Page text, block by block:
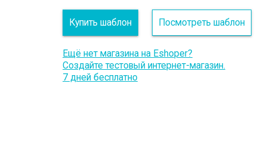
Купить шаблон Посмотреть шаблон
Ещё нет магазина на Eshoper?
Создайте тестовый интернет-магазин.
7 дней бесплатно